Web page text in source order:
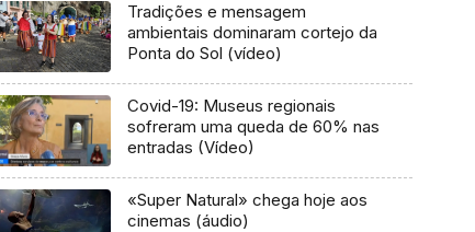
Tradições e mensagem
ambientais dominaram cortejo da
Ponta do Sol (vídeo)
Covid-19: Museus regionais
sofreram uma queda de 60% nas
entradas (Vídeo)
«Super Natural» chega hoje aos
cinemas (áudio)